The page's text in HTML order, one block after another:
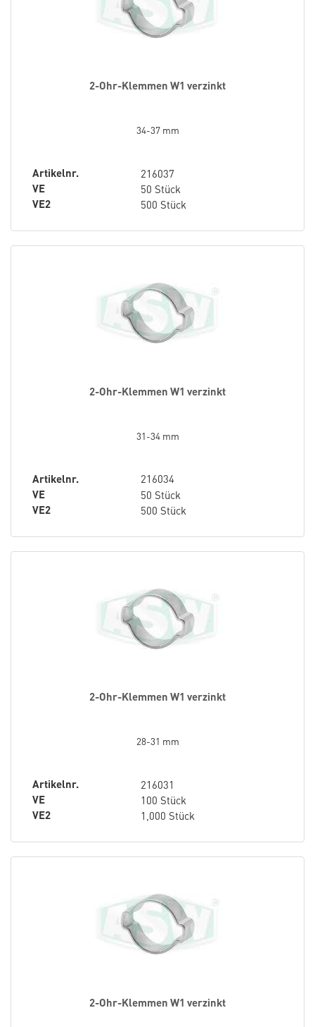
2-Ohr-Klemmen W1 verzinkt
34-37 mm
Artikelnr.
216037
VE
50 Stück
VE2
500 Stück
2-Ohr-Klemmen W1 verzinkt
31-34 mm
Artikelnr.
216034
VE
50 Stück
VE2
500 Stück
2-Ohr-Klemmen W1 verzinkt
28-31 mm
Artikelnr.
216031
VE
100 Stück
VE2
1,000 Stück
2-Ohr-Klemmen W1 verzinkt